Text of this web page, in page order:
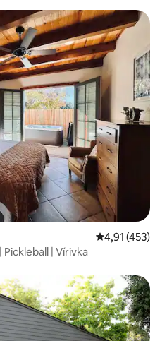
Priemerné
4,91 (453)
Pickleball | Vírivka